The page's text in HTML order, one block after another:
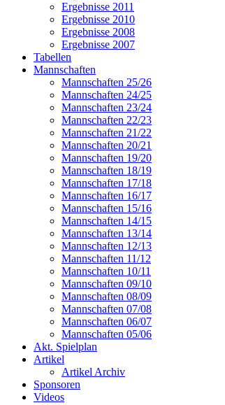
Ergebnisse 2011
Ergebnisse 2010
Ergebnisse 2008
Ergebnisse 2007
Tabellen
Mannschaften
Mannschaften 25/26
Mannschaften 24/25
Mannschaften 23/24
Mannschaften 22/23
Mannschaften 21/22
Mannschaften 20/21
Mannschaften 19/20
Mannschaften 18/19
Mannschaften 17/18
Mannschaften 16/17
Mannschaften 15/16
Mannschaften 14/15
Mannschaften 13/14
Mannschaften 12/13
Mannschaften 11/12
Mannschaften 10/11
Mannschaften 09/10
Mannschaften 08/09
Mannschaften 07/08
Mannschaften 06/07
Mannschaften 05/06
Akt. Spielplan
Artikel
Artikel Archiv
Sponsoren
Videos